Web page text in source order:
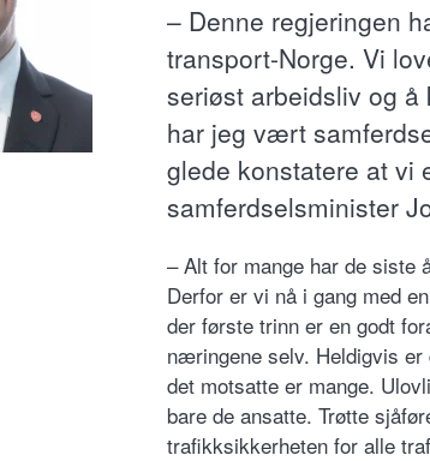
– Denne regjeringen
transport-Norge. Vi
seriøst arbeidsliv og
har jeg vært
glede konstatere at vi
samferdselsminister
– Alt for mange har de siste
Derfor er vi nå i gang med
der første trinn er en godt
næringene selv. Heldigvis
det motsatte er mange.
bare de ansatte. Trøtte
trafikksikkerheten for alle